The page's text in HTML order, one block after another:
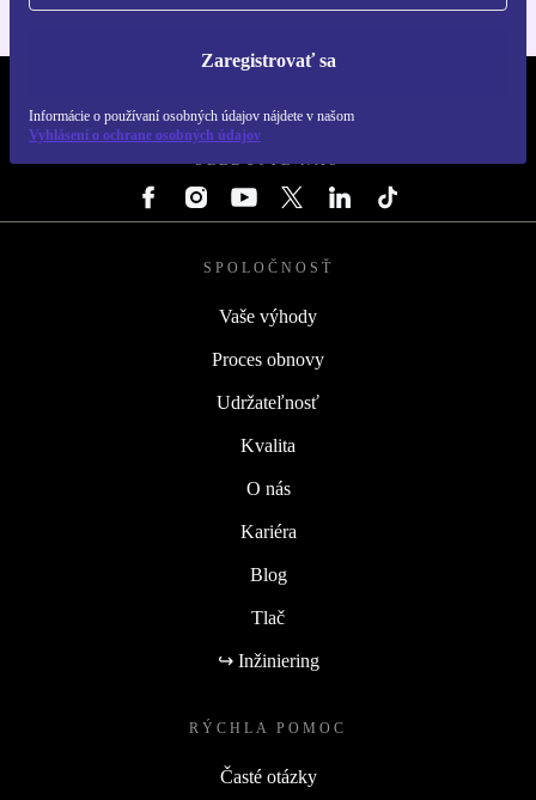
Zaregistrovať sa
Informácie o používaní osobných údajov nájdete v našom
Vyhlásení o ochrane osobných údajov
SLEDUJTE NÁS
SPOLOČNOSŤ
Vaše výhody
Proces obnovy
Udržateľnosť
Kvalita
O nás
Kariéra
Blog
Tlač
↪ Inžiniering
RÝCHLA POMOC
Časté otázky